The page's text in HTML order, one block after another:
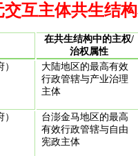
交互主体共生结
在共生结构中的主权/
治权属性
大陆地区的最高有效
行政管辖与产业治理
主体
台澎金马地区的最高
有效行政管辖与自由
宪政主体